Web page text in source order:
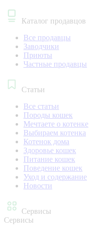
Каталог продавцов
Все продавцы
Заводчики
Приюты
Частные продавцы
Статьи
Все статьи
Породы кошек
Мечтаете о котенке
Выбираем котенка
Котенок дома
Здоровье кошек
Питание кошек
Поведение кошек
Уход и содержание
Новости
Сервисы
Сервисы